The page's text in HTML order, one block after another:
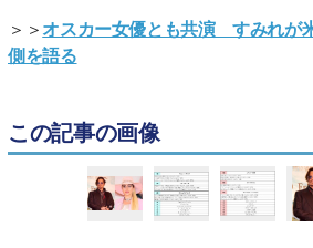
＞＞オスカー女優とも共演 すみれが
側を語る
この記事の画像